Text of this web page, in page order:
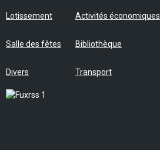
Lotissement Activités économiques
Salle des fêtes Bibliothèque
Divers Transport